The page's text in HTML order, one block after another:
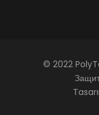
© 2022